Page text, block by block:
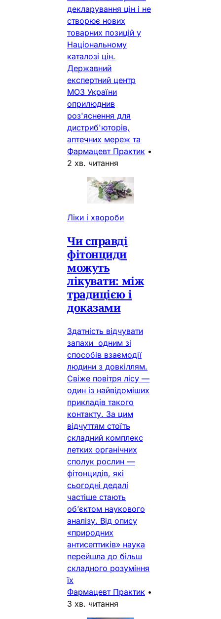
декларування цін і не
створює нових
товарних позицій у
Національному
каталозі цін.
Державний
експертний центр
МОЗ України
оприлюднив
роз'яснення для
дистриб'юторів,
аптечних мереж та
Фармацевт Практик •
2 хв. читання
Ліки і хвороби
Чи справді
фітонциди
можуть
лікувати: між
традицією і
доказами
Здатність відчувати
запахи одним зі
способів взаємодії
людини з довкіллям.
Свіже повітря лісу —
один із найвідоміших
прикладів такого
контакту. За цим
відчуттям стоїть
складний комплекс
летких органічних
сполук рослин —
фітонцидів, які
сьогодні дедалі
частіше стають
об’єктом наукового
аналізу. Від опису
«природних
антисептиків» наука
перейшла до більш
складного розуміння
їх
Фармацевт Практик •
3 хв. читання